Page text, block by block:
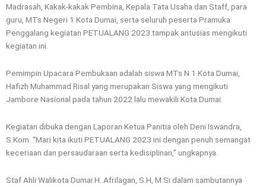
Madrasah, Kakak-kakak Pembina, Kepala Tata Usaha dan Staff, para
guru, MTs Negeri 1 Kota Dumai, serta seluruh peserta Pramuka
Penggalang kegiatan PETUALANG 2023 tampak antusias mengikuti
kegiatan ini.
Pemimpin Upacara Pembukaan adalah siswa MTs N 1 Kota Dumai,
Hafizh Muhammad Risal yang merupakan Siswa yang mengikuti
Jambore Nasional pada tahun 2022 lalu mewakili Kota Dumai.
Kegiatan dibuka dengan Laporan Ketua Panitia oleh Deni Iswandra,
S.Kom. “Mari kita ikuti PETUALANG 2023 ini dengan penuh semangat
keceriaan dan persaudaraan serta kedisiplinan,” ungkapnya.
Staf Ahli Walikota Dumai H. Afrilagan, S.H, M.Si dalam sambutannya